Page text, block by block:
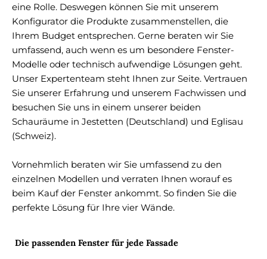
eine Rolle. Deswegen können Sie mit unserem
Konfigurator die Produkte zusammenstellen, die
Ihrem Budget entsprechen. Gerne beraten wir Sie
umfassend, auch wenn es um besondere Fenster-
Modelle oder technisch aufwendige Lösungen geht.
Unser Expertenteam steht Ihnen zur Seite. Vertrauen
Sie unserer Erfahrung und unserem Fachwissen und
besuchen Sie uns in einem unserer beiden
Schauräume in Jestetten (Deutschland) und Eglisau
(Schweiz).
Vornehmlich beraten wir Sie umfassend zu den
einzelnen Modellen und verraten Ihnen worauf es
beim Kauf der Fenster ankommt. So finden Sie die
perfekte Lösung für Ihre vier Wände.
Die passenden Fenster für jede Fassade